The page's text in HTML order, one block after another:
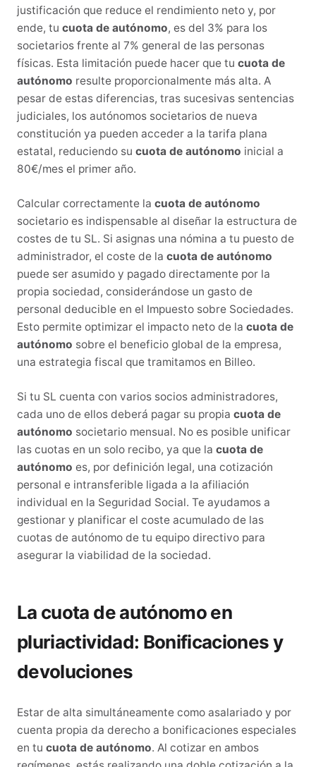
justificación que reduce el rendimiento neto y, por
ende, tu cuota de autónomo, es del 3% para los
societarios frente al 7% general de las personas
físicas. Esta limitación puede hacer que tu cuota de
autónomo resulte proporcionalmente más alta. A
pesar de estas diferencias, tras sucesivas sentencias
judiciales, los autónomos societarios de nueva
constitución ya pueden acceder a la tarifa plana
estatal, reduciendo su cuota de autónomo inicial a
80€/mes el primer año.
Calcular correctamente la cuota de autónomo
societario es indispensable al diseñar la estructura de
costes de tu SL. Si asignas una nómina a tu puesto de
administrador, el coste de la cuota de autónomo
puede ser asumido y pagado directamente por la
propia sociedad, considerándose un gasto de
personal deducible en el Impuesto sobre Sociedades.
Esto permite optimizar el impacto neto de la cuota de
autónomo sobre el beneficio global de la empresa,
una estrategia fiscal que tramitamos en Billeo.
Si tu SL cuenta con varios socios administradores,
cada uno de ellos deberá pagar su propia cuota de
autónomo societario mensual. No es posible unificar
las cuotas en un solo recibo, ya que la cuota de
autónomo es, por definición legal, una cotización
personal e intransferible ligada a la afiliación
individual en la Seguridad Social. Te ayudamos a
gestionar y planificar el coste acumulado de las
cuotas de autónomo de tu equipo directivo para
asegurar la viabilidad de la sociedad.
La cuota de autónomo en
pluriactividad: Bonificaciones y
devoluciones
Estar de alta simultáneamente como asalariado y por
cuenta propia da derecho a bonificaciones especiales
en tu cuota de autónomo. Al cotizar en ambos